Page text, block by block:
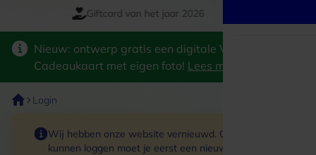
Giftcard van het jaar 2026Keuze uit 18.000 locaties
Winkels, webshops en uitjes
Nieuw: ontwerp gratis een digitale VVV
Cadeaukaart met eigen foto! Lees meer
Login
Wij hebben onze website vernieuwd. Om in te
kunnen loggen moet je eerst een nieuw